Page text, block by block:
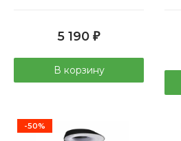
5 190 ₽
В корзину
-50%